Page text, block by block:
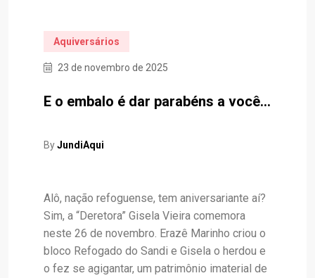
Aquiversários
23 de novembro de 2025
E o embalo é dar parabéns a você…
ByJundiAqui
Alô, nação refoguense, tem aniversariante aí?
Sim, a “Deretora” Gisela Vieira comemora
neste 26 de novembro. Erazê Marinho criou o
bloco Refogado do Sandi e Gisela o herdou e
o fez se agigantar, um patrimônio imaterial de